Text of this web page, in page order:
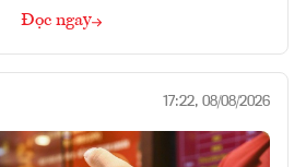
Đọc ngay
17:22, 08/08/2026